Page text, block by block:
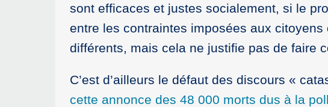
sont efficaces et justes socialement, si le
entre les contraintes imposées aux
différents, mais cela ne justifie pas de faire
C’est d’ailleurs le défaut des discours «
cette annonce des 48 000 morts dus à la